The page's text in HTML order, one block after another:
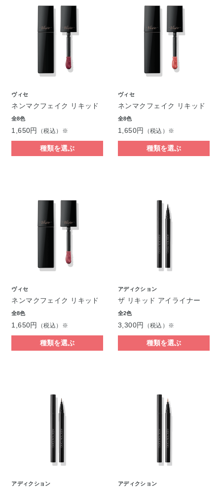
ヴィセ
ネンマクフェイク リキッド
全8色
1,650円 （税込）※
種類を選ぶ
ヴィセ
ネンマクフェイク リキッド
全8色
1,650円 （税込）※
種類を選ぶ
ヴィセ
ネンマクフェイク リキッド
全8色
1,650円 （税込）※
種類を選ぶ
アディクション
ザ リキッド アイライナー
全2色
3,300円 （税込）※
種類を選ぶ
アディクション アディクション